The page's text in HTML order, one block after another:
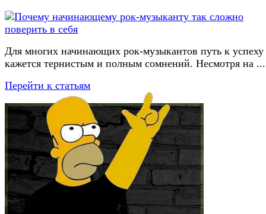
Для многих начинающих рок-музыкантов путь к успеху
кажется тернистым и полным сомнений. Несмотря на ...
Перейти к статьям